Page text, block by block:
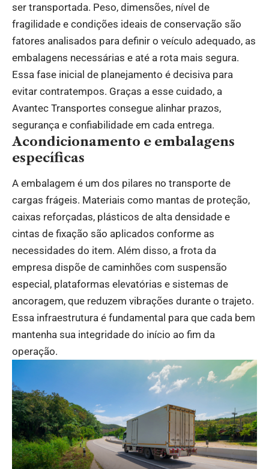
ser transportada. Peso, dimensões, nível de
fragilidade e condições ideais de conservação são
fatores analisados para definir o veículo adequado, as
embalagens necessárias e até a rota mais segura.
Essa fase inicial de planejamento é decisiva para
evitar contratempos. Graças a esse cuidado, a
Avantec Transportes consegue alinhar prazos,
segurança e confiabilidade em cada entrega.
Acondicionamento e embalagens
específicas
A embalagem é um dos pilares no transporte de
cargas frágeis. Materiais como mantas de proteção,
caixas reforçadas, plásticos de alta densidade e
cintas de fixação são aplicados conforme as
necessidades do item. Além disso, a frota da
empresa dispõe de caminhões com suspensão
especial, plataformas elevatórias e sistemas de
ancoragem, que reduzem vibrações durante o trajeto.
Essa infraestrutura é fundamental para que cada bem
mantenha sua integridade do início ao fim da
operação.